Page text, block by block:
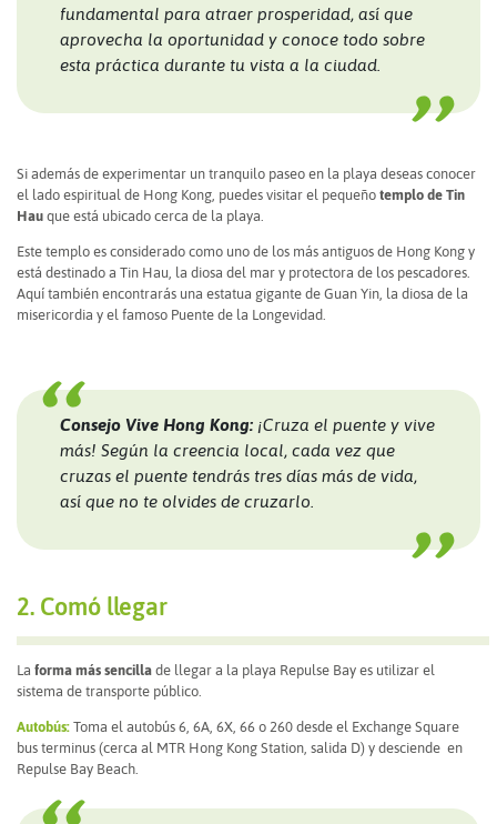
fundamental para atraer prosperidad, así que
aprovecha la oportunidad y conoce todo sobre
esta práctica durante tu vista a la ciudad.
Si además de experimentar un tranquilo paseo en la playa deseas conocer
el lado espiritual de Hong Kong, puedes visitar el pequeño templo de Tin
Hau que está ubicado cerca de la playa.
Este templo es considerado como uno de los más antiguos de Hong Kong y
está destinado a Tin Hau, la diosa del mar y protectora de los pescadores.
Aquí también encontrarás una estatua gigante de Guan Yin, la diosa de la
misericordia y el famoso Puente de la Longevidad.
Consejo Vive Hong Kong: ¡Cruza el puente y vive
más! Según la creencia local, cada vez que
cruzas el puente tendrás tres días más de vida,
así que no te olvides de cruzarlo.
2. Comó llegar
La forma más sencilla de llegar a la playa Repulse Bay es utilizar el
sistema de transporte público.
Autobús: Toma el autobús 6, 6A, 6X, 66 o 260 desde el Exchange Square
bus terminus (cerca al MTR Hong Kong Station, salida D) y desciende en
Repulse Bay Beach.